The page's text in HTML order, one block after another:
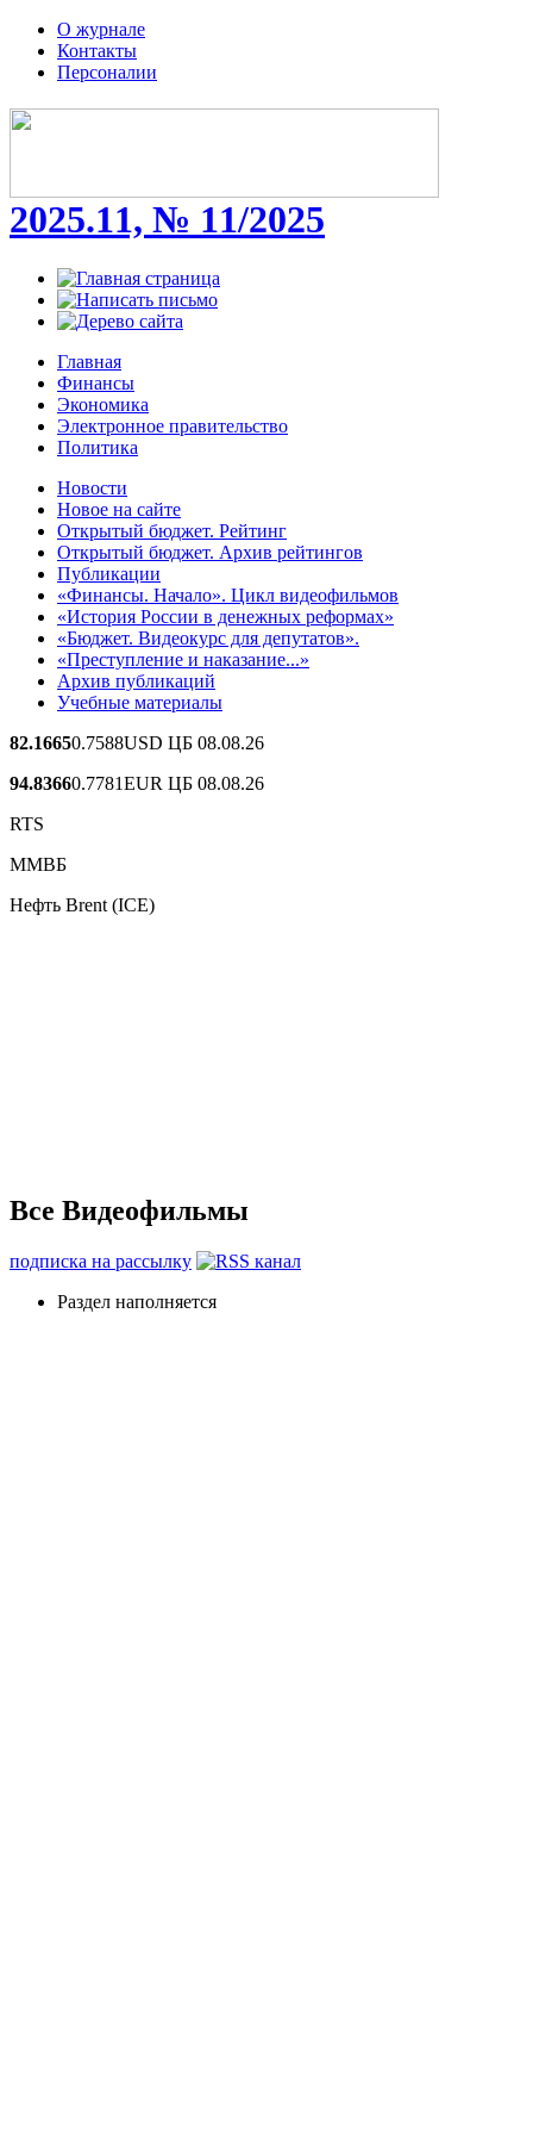
О журнале
Контакты
Персоналии
2025.11, № 11/2025
Главная
Финансы
Экономика
Электронное правительство
Политика
Новости
Новое на сайте
Открытый бюджет. Рейтинг
Открытый бюджет. Архив рейтингов
Публикации
«Финансы. Начало». Цикл видеофильмов
«История России в денежных реформах»
«Бюджет. Видеокурс для депутатов».
«Преступление и наказание...»
Архив публикаций
Учебные материалы
82.16650.7588USD ЦБ 08.08.26
94.83660.7781EUR ЦБ 08.08.26
RTS
ММВБ
Нефть Brent (ICE)
Все Видеофильмы
подписка на рассылку
Раздел наполняется